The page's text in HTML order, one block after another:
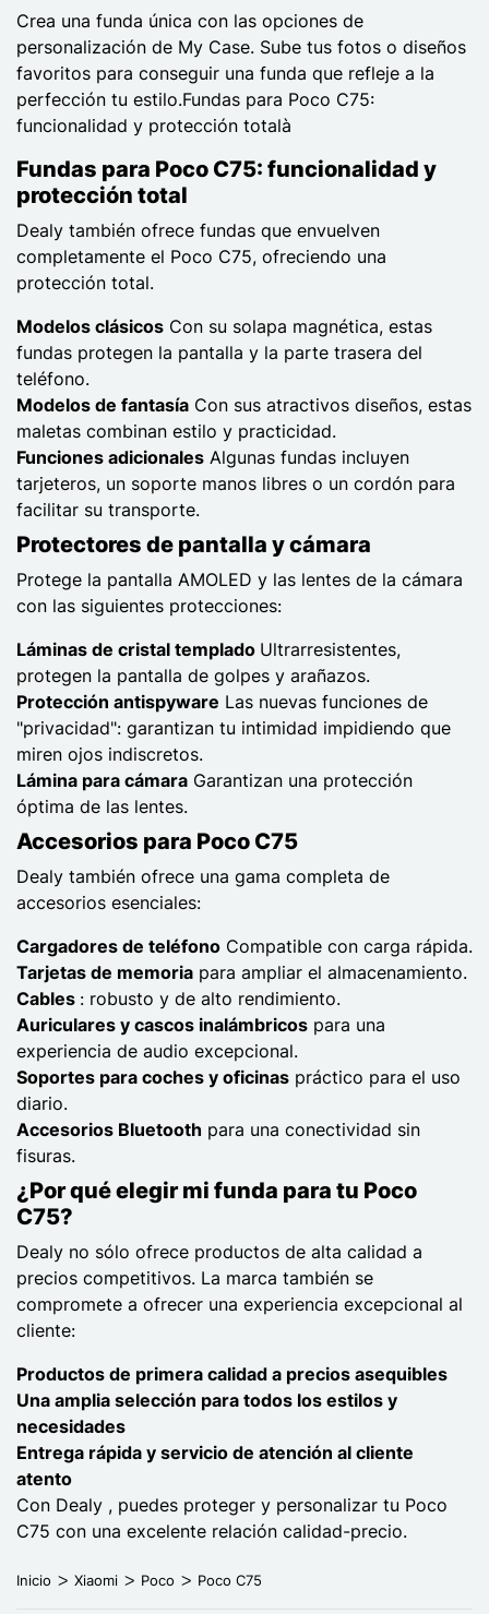
Crea una funda única con las opciones de
personalización de My Case. Sube tus fotos o diseños
favoritos para conseguir una funda que refleje a la
perfección tu estilo.Fundas para Poco C75:
funcionalidad y protección totalà
Fundas para Poco C75: funcionalidad y
protección total
Dealy también ofrece fundas que envuelven
completamente el Poco C75, ofreciendo una
protección total.
Modelos clásicos Con su solapa magnética, estas
fundas protegen la pantalla y la parte trasera del
teléfono.
Modelos de fantasía Con sus atractivos diseños, estas
maletas combinan estilo y practicidad.
Funciones adicionales Algunas fundas incluyen
tarjeteros, un soporte manos libres o un cordón para
facilitar su transporte.
Protectores de pantalla y cámara
Protege la pantalla AMOLED y las lentes de la cámara
con las siguientes protecciones:
Láminas de cristal templado Ultrarresistentes,
protegen la pantalla de golpes y arañazos.
Protección antispyware Las nuevas funciones de
"privacidad": garantizan tu intimidad impidiendo que
miren ojos indiscretos.
Lámina para cámara Garantizan una protección
óptima de las lentes.
Accesorios para Poco C75
Dealy también ofrece una gama completa de
accesorios esenciales:
Cargadores de teléfono Compatible con carga rápida.
Tarjetas de memoria para ampliar el almacenamiento.
Cables : robusto y de alto rendimiento.
Auriculares y cascos inalámbricos para una
experiencia de audio excepcional.
Soportes para coches y oficinas práctico para el uso
diario.
Accesorios Bluetooth para una conectividad sin
fisuras.
¿Por qué elegir mi funda para tu Poco
C75?
Dealy no sólo ofrece productos de alta calidad a
precios competitivos. La marca también se
compromete a ofrecer una experiencia excepcional al
cliente:
Productos de primera calidad a precios asequibles
Una amplia selección para todos los estilos y
necesidades
Entrega rápida y servicio de atención al cliente
atento
Con Dealy , puedes proteger y personalizar tu Poco
C75 con una excelente relación calidad-precio.
Inicio Xiaomi Poco Poco C75